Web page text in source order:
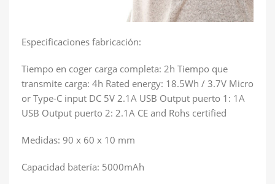
Especificaciones fabricación:
Tiempo en coger carga completa: 2h Tiempo que
transmite carga: 4h Rated energy: 18.5Wh / 3.7V Micro
or Type-C input DC 5V 2.1A USB Output puerto 1: 1A
USB Output puerto 2: 2.1A CE and Rohs certified
Medidas: 90 x 60 x 10 mm
Capacidad batería: 5000mAh